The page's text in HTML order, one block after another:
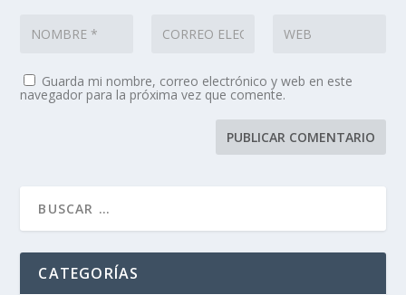
Guarda mi nombre, correo electrónico y web en este
navegador para la próxima vez que comente.
CATEGORÍAS